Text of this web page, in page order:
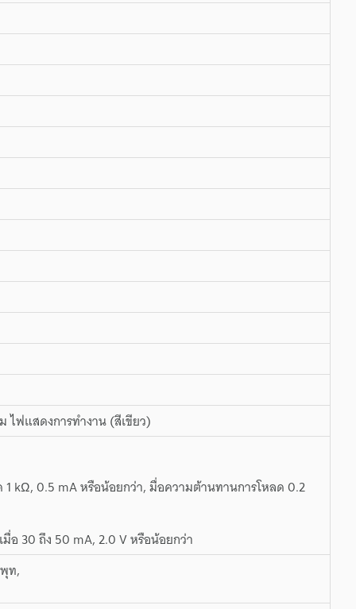
ไฟแสดงการทำงาน (สีเขียว)
kΩ, 0.5 mA หรือน้อยกว่า, มื่อความต้านทานการโหลด 0.2
อ 30 ถึง 50 mA, 2.0 V หรือน้อยกว่า
ท,